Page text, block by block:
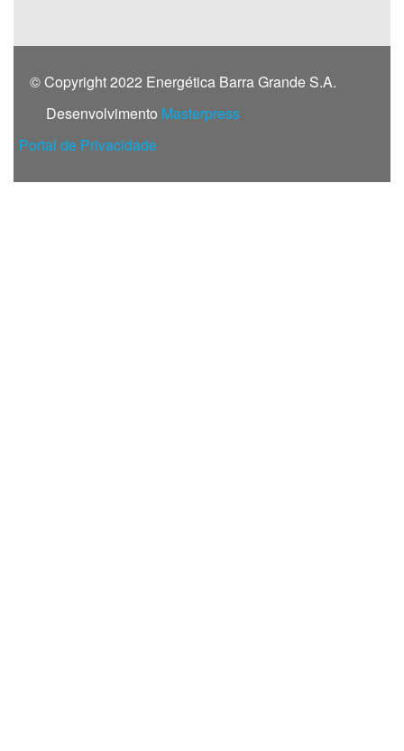
© Copyright 2022 Energética Barra Grande S.A.
Desenvolvimento Masterpress
Portal de Privacidade